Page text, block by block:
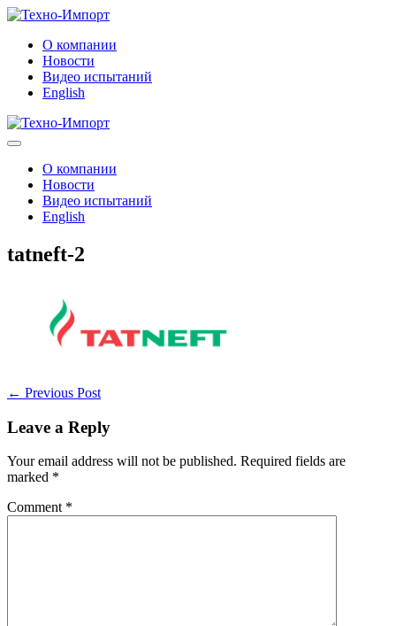
Skip
contentО компании
Новости
Видео испытаний
English
Menu
ToggleО компании
Новости
Видео испытаний
English
tatneft-2
Post
← Previous Post
Leave a Reply
Your email address will not be published. Required fields are
marked *
Comment *